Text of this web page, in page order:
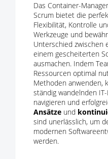
Das Container-
Scrum bietet die
Flexibilität, Kontrolle
Werkzeuge und
Unterschied zwischen
einem gescheiterten
ausmachen. Indem
Ressourcen optimal
Methoden anwenden,
ständig wandelnden
navigieren und
Ansätze und
sind unerlässlich, um
modernen
werden.